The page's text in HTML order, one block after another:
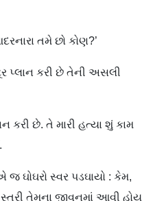
તમે છો કોણ?’
પ્લાન કરી છે તેની અસલી
કરી છે. તે મારી હત્યા શું કામ
જ ઘોઘરો સ્વર પડઘાયો : કેમ,
સ્ત્રી તેમના જીવનમાં આવી હોય